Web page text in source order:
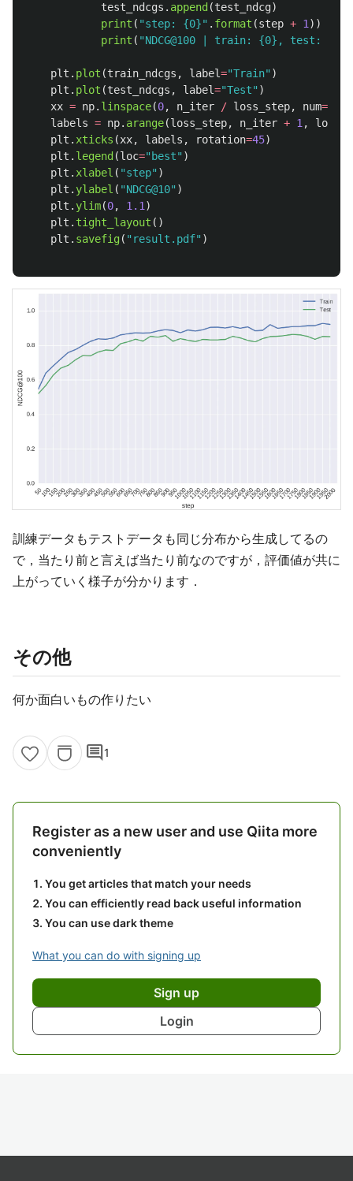
test_ndcgs . append (test_ndcg)
print ( "step: {0}" . format (step + 1 ))
print ( "NDCG@100 | train: {0}, test: {1}
plt . plot (train_ndcgs , label="Train" )
plt . plot (test_ndcgs , label="Test" )
xx = np. linspace(0, n_iter / loss_step, num=
labels = np. arange(loss_step, n_iter + 1 ,
plt . xticks (xx, labels , rotation=45)
plt . legend (loc=" best" )
plt . xlabel ( "step" )
plt . ylabel ( "NDCG@10" )
plt . ylim(0, 1.1 )
plt . tight_layout ()
plt . savefig( " result.pdf" )
訓練データもテストデータも同じ分布から生成してるの
で，当たり前と言えば当たり前なのですが，評価値が共に
上がっていく様子が分かります．
その他
何か面白いもの作りたい
comment1
Register as a new user and use Qiita more
conveniently
You get articles that match your needs
You can efficiently read back useful information
You can use dark theme
What you can do with signing up
Sign up
Login